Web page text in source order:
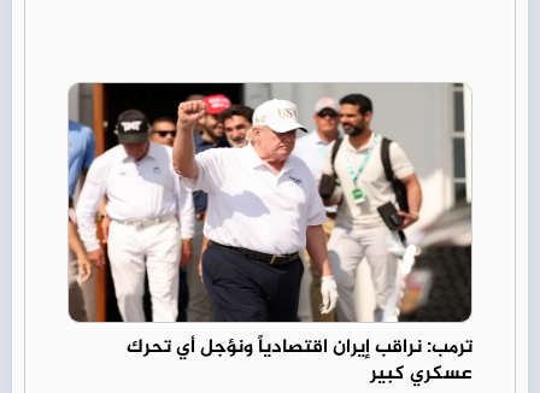
ترمب: نراقب إيران اقتصادياً ونؤجل أي تحرك
عسكري كبير